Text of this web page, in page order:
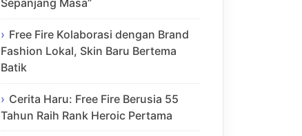
Sepanjang Masa”
Free Fire Kolaborasi dengan Brand
Fashion Lokal, Skin Baru Bertema
Batik
Cerita Haru: Free Fire Berusia 55
Tahun Raih Rank Heroic Pertama